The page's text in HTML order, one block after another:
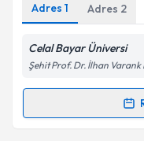
Kişisel
Metni'ni
kapsamda
Adres 1 Adres 2
Celal Bayar Üniversi
Şehit Prof. Dr. İlhan Varank
Randevu